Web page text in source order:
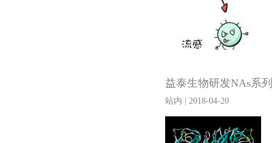
益泰生物研发NAs系
站内 | 2018-04-20